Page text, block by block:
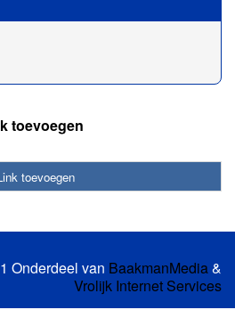
toevoegen
toevoegen
Onderdeel van BaakmanMedia&
Vrolijk Internet Services